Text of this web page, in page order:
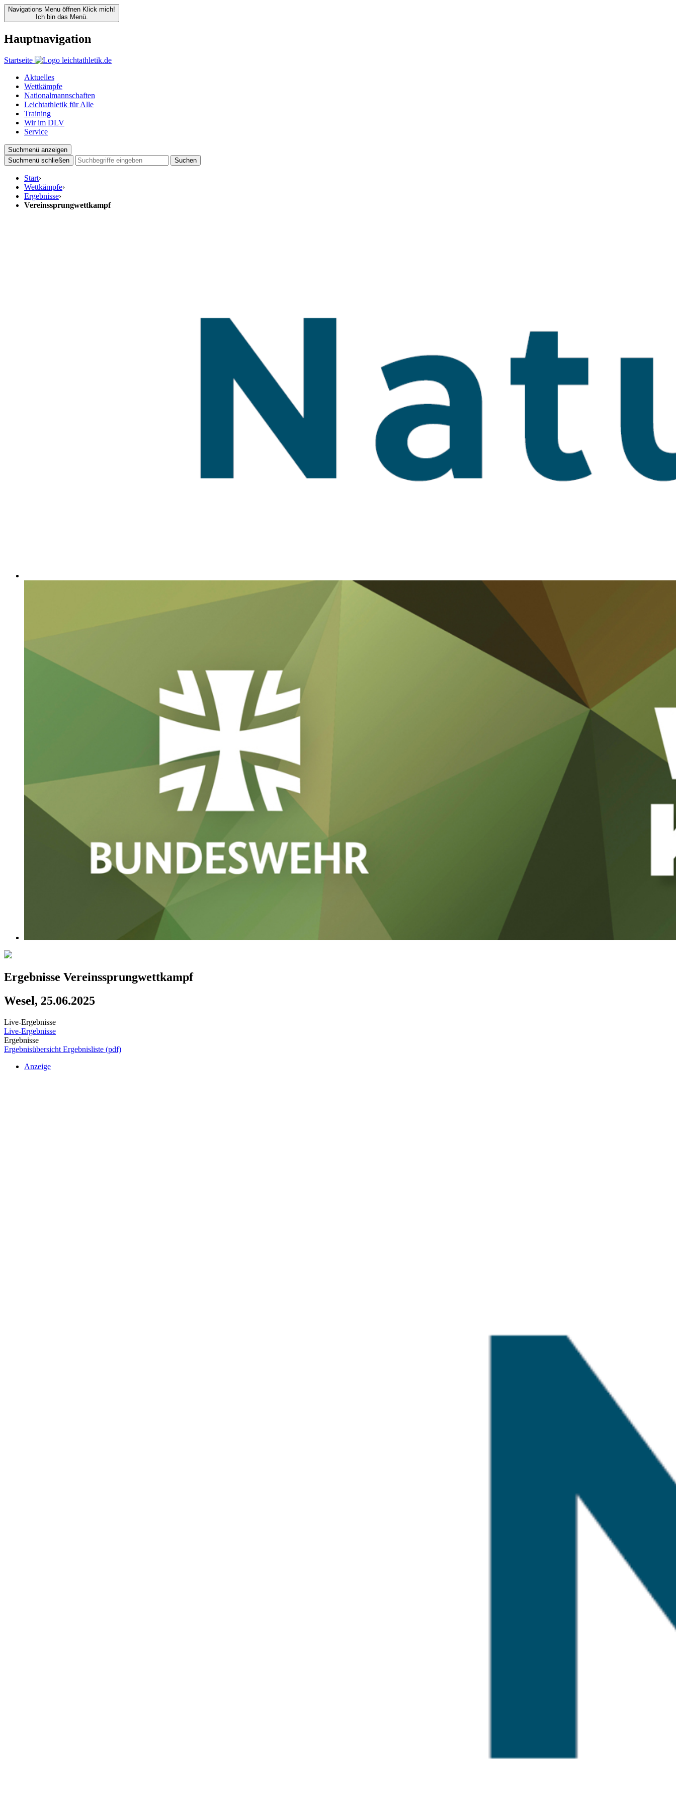
Navigations Menu öffnen Klick mich!
Ich bin das Menü.
Hauptnavigation
Startseite
Aktuelles
Wettkämpfe
Nationalmannschaften
Leichtathletik für Alle
Training
Wir im DLV
Service
Suchmenü anzeigen
Suchmenü schließen
Suchen
Start›
Wettkämpfe›
Ergebnisse›
Vereinssprungwettkampf
Ergebnisse Vereinssprungwettkampf
Wesel, 25.06.2025
Live-Ergebnisse
Live-Ergebnisse
Ergebnisse
Ergebnisübersicht Ergebnisliste (pdf)
Anzeige